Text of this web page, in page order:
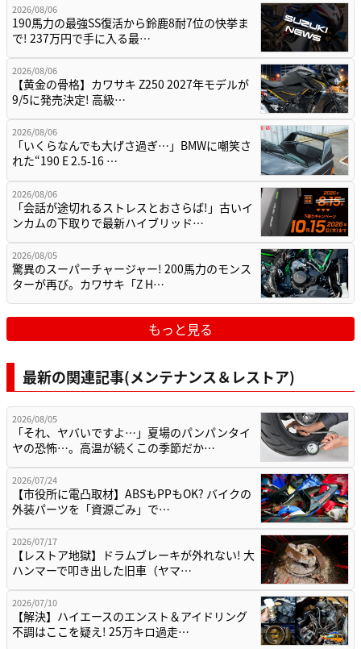
2026/08/06
190馬力の最強SS復活から鈴鹿8耐7位の快挙ま
で! 237万円で手に入る最…
2026/08/06
【黄金の骨格】カワサキ Z250 2027年モデルが
9/5に発売決定! 高級…
2026/08/06
「いくらなんでも大げさ過ぎ…」BMWに嘲笑さ
れた“190 E 2.5-16 …
2026/08/06
「会話が途切れるストレスとおさらば!」古いイ
ンカムの下取りで最新ハイブリッド…
2026/08/05
驚異のスーパーチャージャー! 200馬力のモンス
ターが再び。カワサキ「Z H…
もっと見る
最新の関連記事(メンテナンス＆レストア)
2026/08/05
「それ、ヤバいですよ…」夏場のパンパンタイ
ヤの恐怖…。高温が続くこの季節だか…
2026/07/24
【市役所に電凸取材】ABSもPPもOK? バイクの
外装パーツを「資源ごみ」で…
2026/07/17
【レストア地獄】ドラムブレーキが外れない! 大
ハンマーで叩き出した旧車（ヤマ…
2026/07/10
【解決】ハイエースのエンスト＆アイドリング
不調はここを疑え! 25万キロ過走…